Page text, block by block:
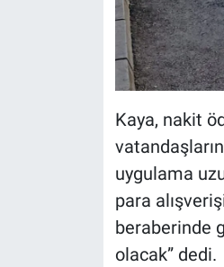
Kaya, nakit
uygulama
para
beraberinde
olacak” dedi.